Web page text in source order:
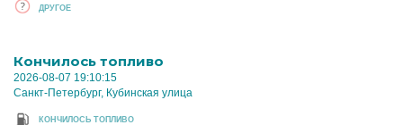
ДРУГОЕ
Кончилось топливо
2026-08-07 19:10:15
Санкт-Петербург, Кубинская улица
КОНЧИЛОСЬ ТОПЛИВО